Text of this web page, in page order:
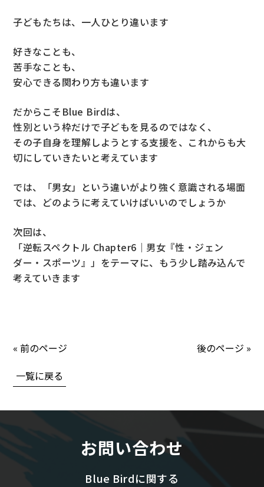
子どもたちは、一人ひとり違います
好きなことも、
苦手なことも、
安心できる関わり方も違います
だからこそBlue Birdは、
性別という枠だけで子どもを見るのではなく、
その子自身を理解しようとする支援を、これからも大
切にしていきたいと考えています
では、「男女」という違いがより強く意識される場面
では、どのように考えていけばいいのでしょうか
次回は、
「逆転スペクトル Chapter6｜男女『性・ジェン
ダー・スポーツ』」をテーマに、もう少し踏み込んで
考えていきます
« 前のページ
後のページ »
一覧に戻る
お問い合わせ
Blue Birdに関する